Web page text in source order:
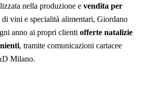
nella produzione e vendita per
di vini e specialità alimentari, Giordano
anno ai propri clienti offerte natalizie
, tramite comunicazioni cartacee
Milano.